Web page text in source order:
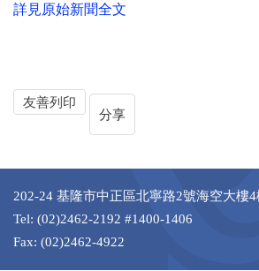
詳見原始新聞全文
友善列印
分享
202-24 基隆市中正區北寧路2號海空大樓4
Tel: (02)2462-2192 #1400-1406
Fax: (02)2462-4922